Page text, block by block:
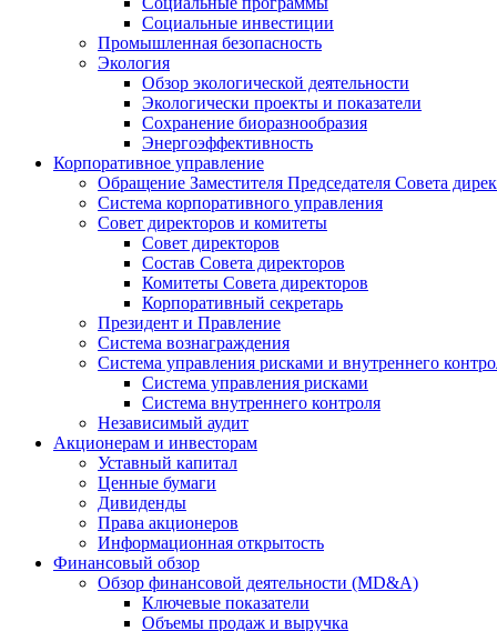
Социальные инвестиции
Промышленная безопасность
Экология
Обзор экологической деятельности
Экологически проекты и показатели
Сохранение биоразнообразия
Энергоэффективность
Корпоративное управление
Обращение Заместителя Председателя Совета
Система корпоративного управления
Совет директоров и комитеты
Совет директоров
Состав Совета директоров
Комитеты Совета директоров
Корпоративный секретарь
Президент и Правление
Система вознаграждения
Система управления рисками и внутреннего
Система управления рисками
Система внутреннего контроля
Независимый аудит
Акционерам и инвесторам
Уставный капитал
Ценные бумаги
Дивиденды
Права акционеров
Информационная открытость
Финансовый обзор
Обзор финансовой деятельности (MD&A)
Ключевые показатели
Объемы продаж и выручка